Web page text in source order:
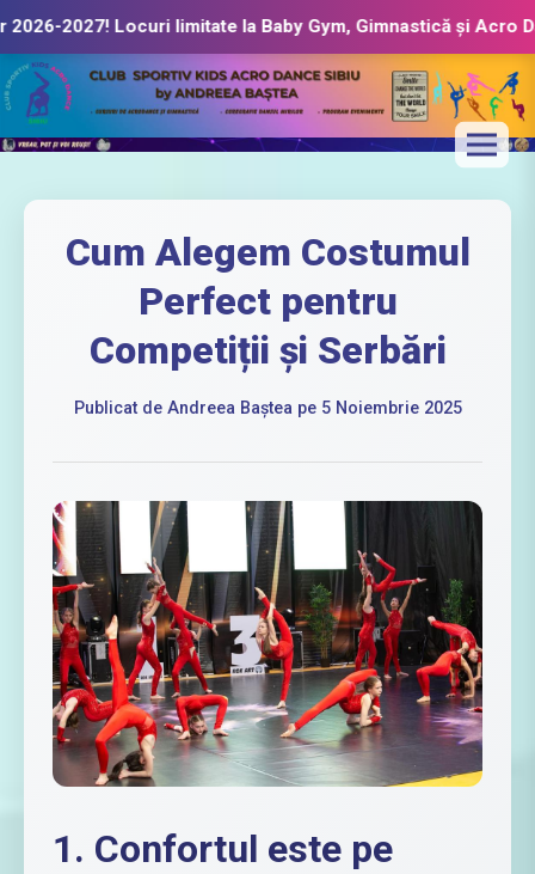
2027!Locuri limitate la Baby Gym, Gimnastică și Acro
Cum Alegem Costumul
Perfect pentru
Competiții și Serbări
Publicat de Andreea Baștea pe 5 Noiembrie 2025
1. Confortul este pe